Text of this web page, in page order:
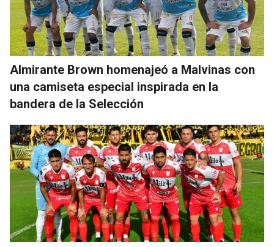
Almirante Brown homenajeó a Malvinas con
una camiseta especial inspirada en la
bandera de la Selección